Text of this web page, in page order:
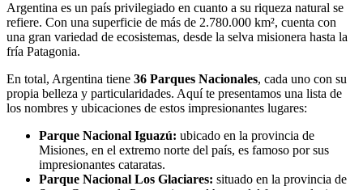
Argentina es un país privilegiado en cuanto a su riqueza natural se
refiere. Con una superficie de más de 2.780.000 km², cuenta con
una gran variedad de ecosistemas, desde la selva misionera hasta la
fría Patagonia.
En total, Argentina tiene 36 Parques Nacionales, cada uno con su
propia belleza y particularidades. Aquí te presentamos una lista de
los nombres y ubicaciones de estos impresionantes lugares:
Parque Nacional Iguazú: ubicado en la provincia de
Misiones, en el extremo norte del país, es famoso por sus
impresionantes cataratas.
Parque Nacional Los Glaciares: situado en la provincia de